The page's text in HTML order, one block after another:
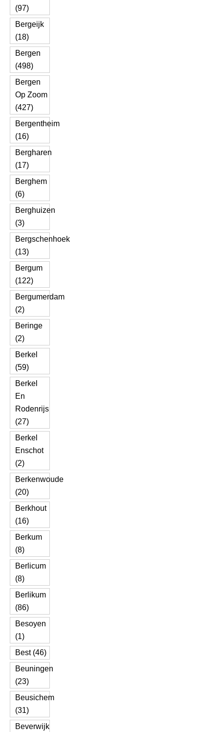
(97)
Bergeijk
(18)
Bergen
(498)
Bergen
Op Zoom
(427)
Bergentheim
(16)
Bergharen
(17)
Berghem
(6)
Berghuizen
(3)
Bergschenhoek
(13)
Bergum
(122)
Bergumerdam
(2)
Beringe
(2)
Berkel
(59)
Berkel
En
Rodenrijs
(27)
Berkel
Enschot
(2)
Berkenwoude
(20)
Berkhout
(16)
Berkum
(8)
Berlicum
(8)
Berlikum
(86)
Besoyen
(1)
Best (46)
Beuningen
(23)
Beusichem
(31)
Beverwijk